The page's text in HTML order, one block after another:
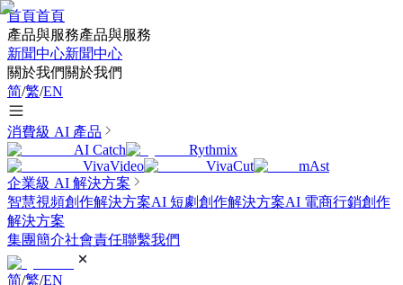
首頁首頁
產品與服務產品與服務
新聞中心新聞中心
關於我們關於我們
简/繁/EN
消費級 AI 產品
AI Catch
Rythmix
VivaVideo
VivaCut
mAst
企業級 AI 解決方案
智慧視頻創作解決方案AI 短劇創作解決方案AI 電商行銷創作
解決方案
集團簡介社會責任聯繫我們
简/繁/EN